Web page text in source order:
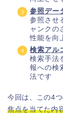
参照デー
参照させ
ャンクの
性能を向
検索アル
検索手法
報への検
法です
今回は、この4
焦点を当てた内